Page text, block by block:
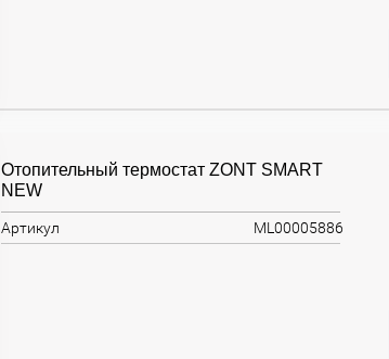
Отопительный термостат ZONT SMART
NEW
Артикул ML00005886